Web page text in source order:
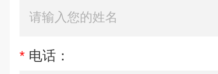
* 电话：